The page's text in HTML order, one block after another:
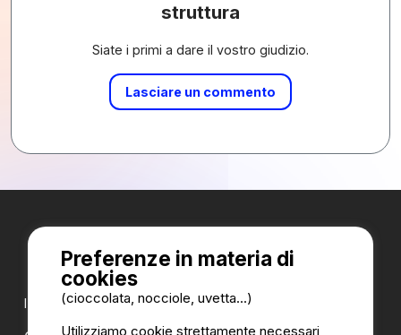
struttura
Siate i primi a dare il vostro giudizio.
Lasciare un commento
I nostri partner:
Preferenze in materia di
cookies
(cioccolata, nocciole, uvetta...)
Utilizziamo cookie strettamente necessari